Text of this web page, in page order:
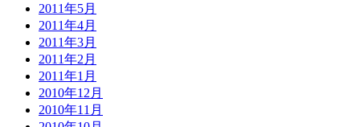
2011年5月
2011年4月
2011年3月
2011年2月
2011年1月
2010年12月
2010年11月